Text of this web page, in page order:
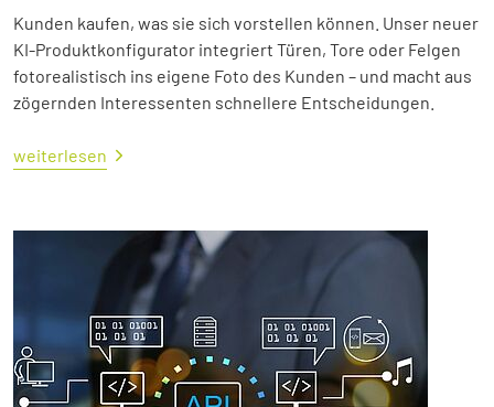
Kunden kaufen, was sie sich vorstellen können. Unser neuer
KI-Produktkonfigurator integriert Türen, Tore oder Felgen
fotorealistisch ins eigene Foto des Kunden – und macht aus
zögernden Interessenten schnellere Entscheidungen.
weiterlesen